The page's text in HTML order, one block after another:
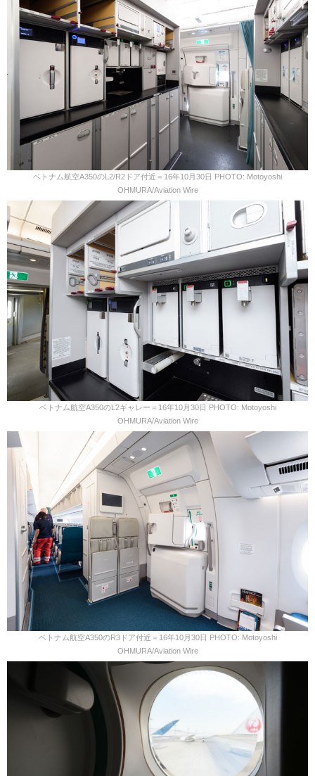
ベトナム航空A350のL2/R2ドア付近＝16年10月30日 PHOTO: Motoyoshi
OHMURA/Aviation Wire
ベトナム航空A350のL2ギャレー＝16年10月30日 PHOTO: Motoyoshi
OHMURA/Aviation Wire
ベトナム航空A350のR3ドア付近＝16年10月30日 PHOTO: Motoyoshi
OHMURA/Aviation Wire